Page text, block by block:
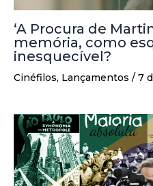
‘A Procura de
memória, como
inesquecível?
Cinéfilos, Lançamentos / 7